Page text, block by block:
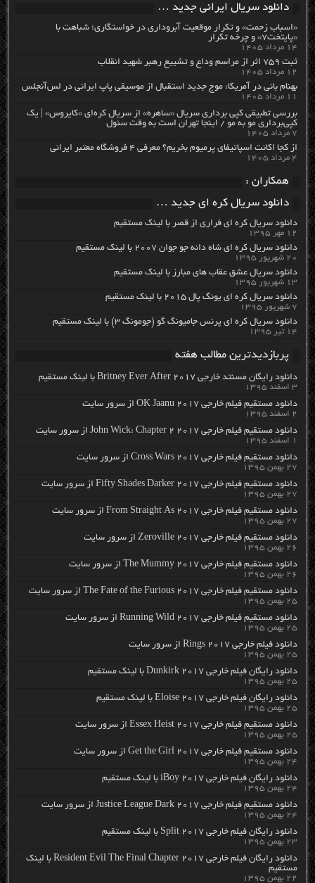
دانلود سریال ایرانی جدید …
«اسباب زحمت» و تکرار موقعیت آبروداری در خواستگاری؛ شباهت با
«پایتخت۷» و چرخه تکرار
۱۴ مرداد ۱۴۰۵
ثبت ۷۵۹ اثر از مراسم وداع و تشییع رهبر شهید انقلاب
۱۲ مرداد ۱۴۰۵
بهنام بانی در آمریکا: موج جدید استقبال از موسیقی پاپ ایرانی در لس‌آنجلس
۱۱ مرداد ۱۴۰۵
بررسی تطبیقی کپی برداری سریال «ساهره» از سریال کره‌ای «کایروس» | یک
کپی‌برداری مو به مو / اینجا تهران است به وقت سئول
۷ مرداد ۱۴۰۵
از کجا اکانت اسپاتیفای پرمیوم بخریم؟ معرفی ۴ فروشگاه معتبر ایرانی
۴ مرداد ۱۴۰۵
همکاران :
دانلود سریال کره ای جدید …
دانلود سریال کره ای فراری از قصر با لینک مستقیم
۱۲ مهر ۱۳۹۵
دانلود سریال کره ای شاه دائه جو جوان ۲۰۰۷ با لینک مستقیم
۲۰ شهریور ۱۳۹۵
دانلود سریال عشق عقاب های مبارز با لینک مستقیم
۱۳ شهریور ۱۳۹۵
دانلود سریال کره ای یونگ پال ۲۰۱۵ با لینک مستقیم
۷ شهریور ۱۳۹۵
دانلود سریال کره ای پرنس جامیونگ گو (جومونگ ۳) با لینک مستقیم
۱۴ تیر ۱۳۹۵
پربازدیدترین مطالب هفته
دانلود رایگان مسنتد خارجی Britney Ever After 2017 با لینک مستقیم
۳ اسفند ۱۳۹۵
دانلود مستقیم فیلم خارجی OK Jaanu 2017 از سرور سایت
۲ اسفند ۱۳۹۵
دانلود مستقیم فیلم خارجی John Wick: Chapter 2 2017 از سرور سایت
۱ اسفند ۱۳۹۵
دانلود مستقیم فیلم خارجی Cross Wars 2017 از سرور سایت
۲۷ بهمن ۱۳۹۵
دانلود مستقیم فیلم خارجی Fifty Shades Darker 2017 از سرور سایت
۲۷ بهمن ۱۳۹۵
دانلود مستقیم فیلم خارجی From Straight As 2017 از سرور سایت
۲۷ بهمن ۱۳۹۵
دانلود مستقیم فیلم خارجی Zeroville 2017 از سرور سایت
۲۶ بهمن ۱۳۹۵
دانلود مستقیم فیلم خارجی The Mummy 2017 از سرور سایت
۲۶ بهمن ۱۳۹۵
دانلود مستقیم فیلم خارجی The Fate of the Furious 2017 از سرور سایت
۲۵ بهمن ۱۳۹۵
دانلود مستقیم فیلم خارجی Running Wild 2017 از سرور سایت
۲۵ بهمن ۱۳۹۵
دانلود فیلم خارجی Rings 2017 از سرور سایت
۲۵ بهمن ۱۳۹۵
دانلود رایگان فیلم خارجی Dunkirk 2017 با لینک مستقیم
۲۵ بهمن ۱۳۹۵
دانلود رایگان فیلم خارجی Eloise 2017 با لینک مستقیم
۲۵ بهمن ۱۳۹۵
دانلود مستقیم فیلم خارجی Essex Heist 2017 از سرور سایت
۲۵ بهمن ۱۳۹۵
دانلود مستقیم فیلم خارجی Get the Girl 2017 از سرور سایت
۲۴ بهمن ۱۳۹۵
دانلود رایگان فیلم خارجی iBoy 2017 با لینک مستقیم
۲۴ بهمن ۱۳۹۵
دانلود مستقیم فیلم خارجی Justice League Dark 2017 از سرور سایت
۲۴ بهمن ۱۳۹۵
دانلود رایگان فیلم خارجی Split 2017 با لینک مستقیم
۲۳ بهمن ۱۳۹۵
دانلود رایگان فیلم خارجی Resident Evil The Final Chapter 2017 با لینک
مستقیم
۲۲ بهمن ۱۳۹۵